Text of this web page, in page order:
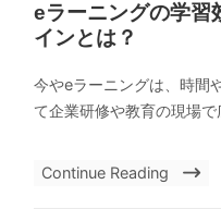
eラーニングの学習
インとは？
今やeラーニングは、時間
て企業研修や教育の現場
Continue Reading